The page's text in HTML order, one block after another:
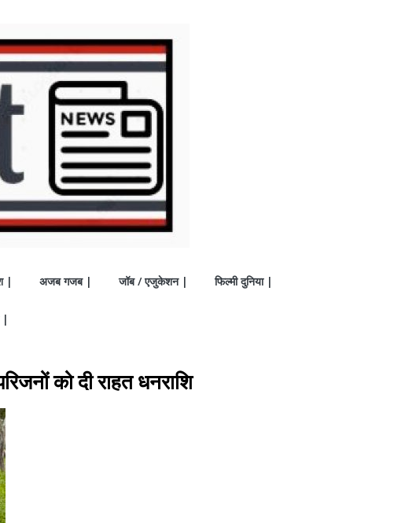
| अजब गजब | जॉब / एजुकेशन | फिल्मी दुनिया |
|
को दी राहत धनराशि